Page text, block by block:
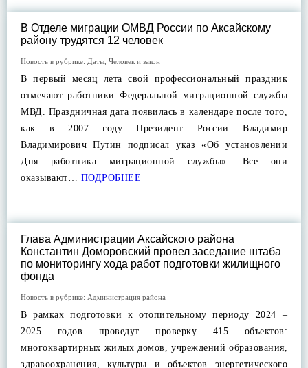
В Отделе миграции ОМВД России по Аксайскому
району трудятся 12 человек
Новость в рубрике: Даты Человек и закон
В первый месяц лета свой профессиональный праздник
отмечают работники Федеральной миграционной службы
МВД. Праздничная дата появилась в календаре после того,
как в 2007 году Президент России Владимир
Владимирович Путин подписал указ «Об установлении
Дня работника миграционной службы». Все они
оказывают… ПОДРОБНЕЕ
Глава Администрации Аксайского района
Константин Доморовский провел заседание штаба
по мониторингу хода работ подготовки жилищного
фонда
Новость в рубрике: Администрация района
В рамках подготовки к отопительному периоду 2024 –
2025 годов проведут проверку 415 объектов:
многоквартирных жилых домов, учреждений образования,
здравоохранения, культуры и объектов энергетического